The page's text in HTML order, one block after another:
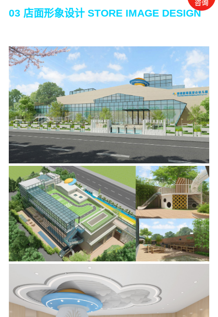
03 店面形象设计 STORE IMAGE DESIGN